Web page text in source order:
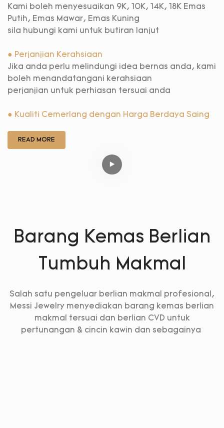
Kami boleh menyesuaikan 9K, 10K, 14K, 18K Emas
Putih, Emas Mawar, Emas Kuning
sila hubungi kami untuk butiran lanjut
● Perjanjian Kerahsiaan
Jika anda perlu melindungi idea bernas anda, kami
boleh menandatangani kerahsiaan
perjanjian untuk perhiasan tersuai anda
● Kualiti Cemerlang dengan Harga Berdaya Saing
READ MORE
Barang Kemas Berlian
Tumbuh Makmal
Salah satu pengeluar berlian makmal profesional,
Messi Jewelry menyediakan barang kemas berlian
makmal tersuai dan berlian CVD untuk
pertunangan & cincin kawin dan sebagainya